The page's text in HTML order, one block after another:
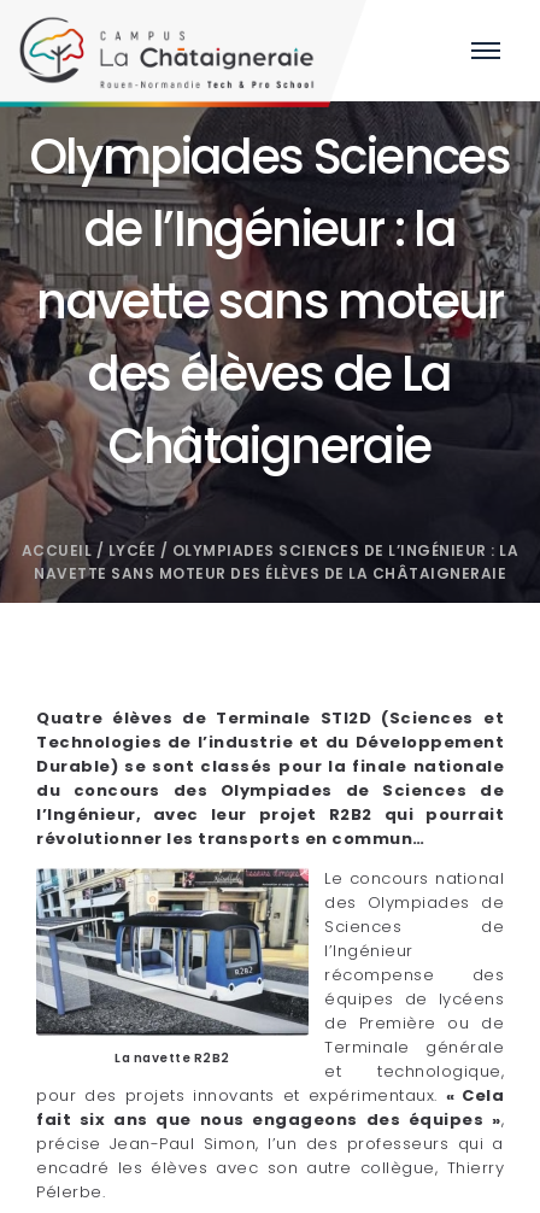
ACCUEIL / LYCÉE / OLYMPIADES SCIENCES DE L’INGÉNIEUR : LA
NAVETTE SANS MOTEUR DES ÉLÈVES DE LA CHÂTAIGNERAIE
Olympiades Sciences
de l’Ingénieur : la
navette sans moteur
des élèves de La
Châtaigneraie
Quatre élèves de Terminale STI2D (Sciences et
Technologies de l’industrie et du Développement
Durable) se sont classés pour la finale nationale
du concours des Olympiades de Sciences de
l’Ingénieur, avec leur projet R2B2 qui pourrait
révolutionner les transports en commun…
La navette R2B2
Le concours national
des Olympiades de
Sciences de
l’Ingénieur
récompense des
équipes de lycéens
de Première ou de
Terminale générale
et technologique,
pour des projets innovants et expérimentaux. « Cela
fait six ans que nous engageons des équipes »,
précise Jean-Paul Simon, l’un des professeurs qui a
encadré les élèves avec son autre collègue, Thierry
Pélerbe.